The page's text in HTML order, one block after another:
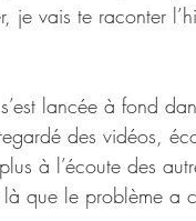
je vais te raconter
lancée à fond
des vidéos,
à l’écoute des
que le problème a